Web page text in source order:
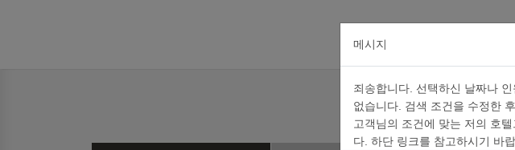
메시지
죄송합니다. 선택하신 날짜나
없습니다. 검색 조건을 수정한
고객님의 조건에 맞는 저의 호
다. 하단 링크를 참고하시기 바